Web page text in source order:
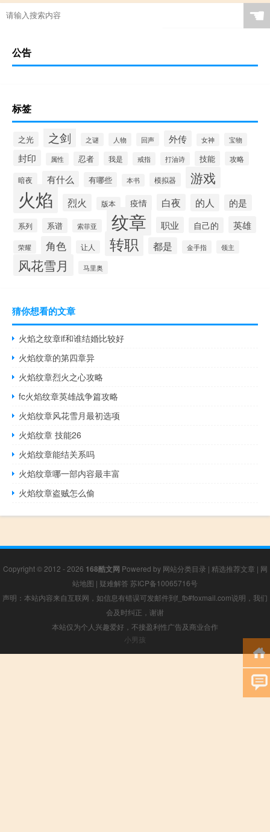
☚
公告
标签
之光 之剑 之谜 人物 回声 外传 女神 宝物
封印 属性 忍者 我是 戒指 打油诗 技能 攻略
暗夜 有什么 有哪些 本书 模拟器 游戏
火焰 烈火 版本 疫情 白夜 的人 的是
系列 系谱 索菲亚 纹章 职业 自己的 英雄
荣耀 角色 让人 转职 都是 金手指 领主
风花雪月 马里奥
猜你想看的文章
火焰之纹章if和谁结婚比较好
火焰纹章的第四章异
火焰纹章烈火之心攻略
fc火焰纹章英雄战争篇攻略
火焰纹章风花雪月最初选项
火焰纹章 技能26
火焰纹章能结关系吗
火焰纹章哪一部内容最丰富
火焰纹章盗贼怎么偷
Copyright © 2012 - 2026 168酷文网 Powered by 网站分类目录 | 精选推荐文章 | 网
站地图 | 疑难解答 苏ICP备10065716号
声明：本站内容来自互联网，如信息有错误可发邮件到f_fb#foxmail.com说明，我们
会及时纠正，谢谢
本站仅为个人兴趣爱好，不接盈利性广告及商业合作
小男孩